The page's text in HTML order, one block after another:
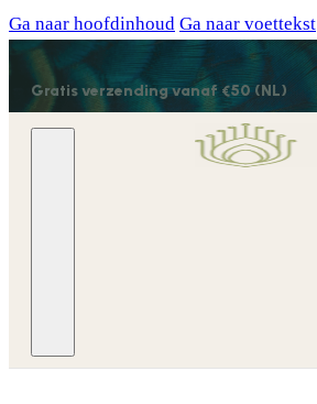
Ga naar hoofdinhoud Ga naar voettekst
Gratis verzending vanaf €50 (NL)